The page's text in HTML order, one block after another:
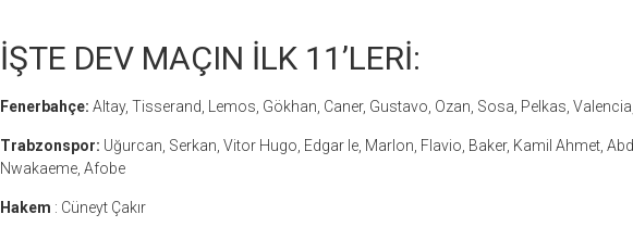
İŞTE DEV MAÇIN İLK 11’LERİ:
Fenerbahçe: Altay, Tisserand, Lemos, Gökhan, Caner, Gustavo, Ozan, Sosa, Pelkas,
Trabzonspor: Uğurcan, Serkan, Vitor Hugo, Edgar Ie, Marlon, Flavio, Baker, Kamil Ahmet,
Nwakaeme, Afobe
Hakem : Cüneyt Çakır